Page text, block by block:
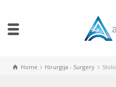
Home Hirurgija - Surgery